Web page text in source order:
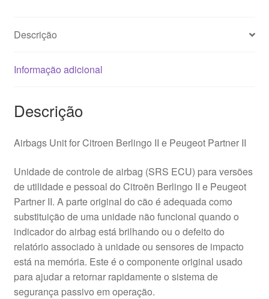
Descrição
Informação adicional
Descrição
Airbags Unit for Citroen Berlingo II e Peugeot Partner II
Unidade de controle de airbag (SRS ECU) para versões
de utilidade e pessoal do Citroën Berlingo II e Peugeot
Partner II. A parte original do cão é adequada como
substituição de uma unidade não funcional quando o
indicador do airbag está brilhando ou o defeito do
relatório associado à unidade ou sensores de impacto
está na memória. Este é o componente original usado
para ajudar a retornar rapidamente o sistema de
segurança passivo em operação.